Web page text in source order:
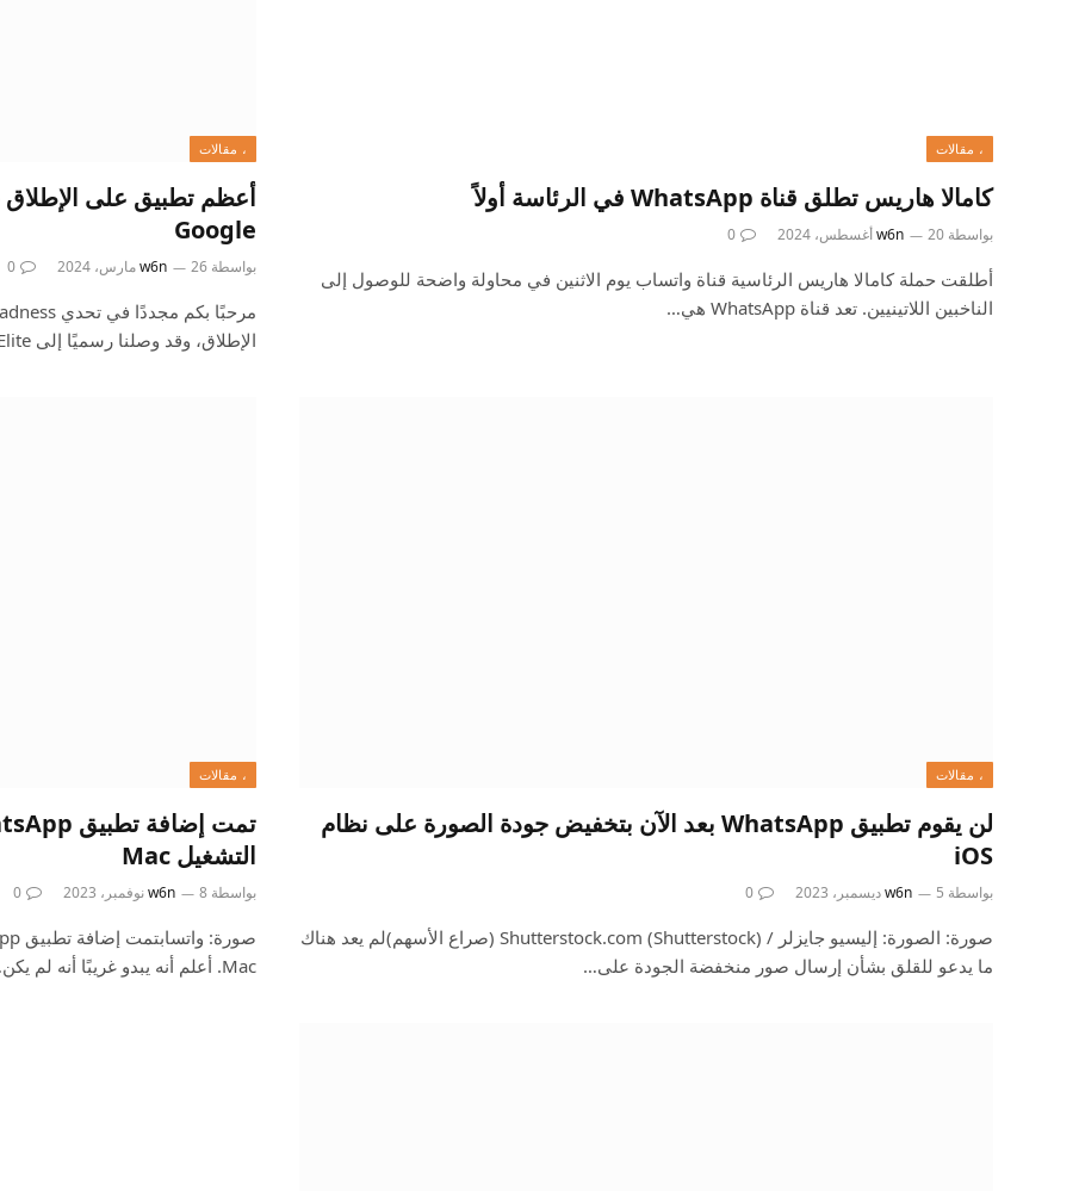
، مقالات
كامالا هاريس تطلق قناة WhatsApp في الرئاسة أولاً
بواسطة w6n 20 أغسطس، 2024 0
أطلقت حملة كامالا هاريس الرئاسية قناة واتساب يوم الاثنين في محاولة واضحة للوصول إلى
الناخبين اللاتينيين. تعد قناة WhatsApp هي…
، مقالات
Google
بواسطة w6n 26 مارس، 2024 0
الإطلاق، وقد وصلنا رسميًا إلى Elite…
، مقالات
لن يقوم تطبيق WhatsApp بعد الآن بتخفيض جودة الصورة على نظام
iOS
بواسطة w6n 5 ديسمبر، 2023 0
صورة: الصورة: إليسيو جايزلر / Shutterstock.com (Shutterstock) (صراع الأسهم)لم يعد هناك
ما يدعو للقلق بشأن إرسال صور منخفضة الجودة على…
، مقالات
التشغيل Mac
بواسطة w6n 8 نوفمبر، 2023 0
Mac. أعلم أنه يبدو غريبًا أنه لم يكن…